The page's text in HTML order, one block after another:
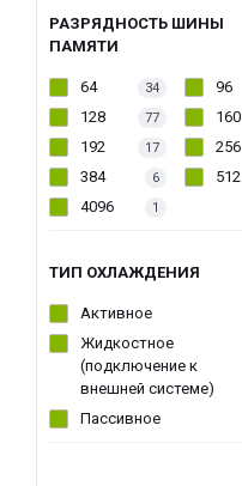
РАЗРЯДНОСТЬ ШИНЫ
ПАМЯТИ
64 34 96
128 77 160
192 17 256
384 6 512
4096 1
ТИП ОХЛАЖДЕНИЯ
Активное
Жидкостное
(подключение к
внешней системе)
Пассивное